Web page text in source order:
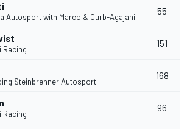
Autosport with Marco & Curb-Agajani
55
Racing
151
Steinbrenner Autosport
168
Racing
96